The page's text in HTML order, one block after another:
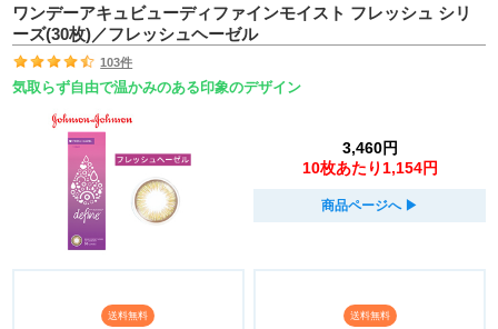
ワンデーアキュビューディファインモイスト フレッシュ シリ
ーズ(30枚)／フレッシュヘーゼル
103件
気取らず自由で温かみのある印象のデザイン
3,460円
10枚あたり1,154円
商品ページへ ▶︎
送料無料 送料無料